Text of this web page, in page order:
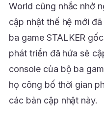
World cũng nhắc nhở
cập nhật thế hệ mới
ba game STALKER
phát triển đã hứa sẽ
console của bộ ba
họ công bố thời gian
các bản cập nhật này.